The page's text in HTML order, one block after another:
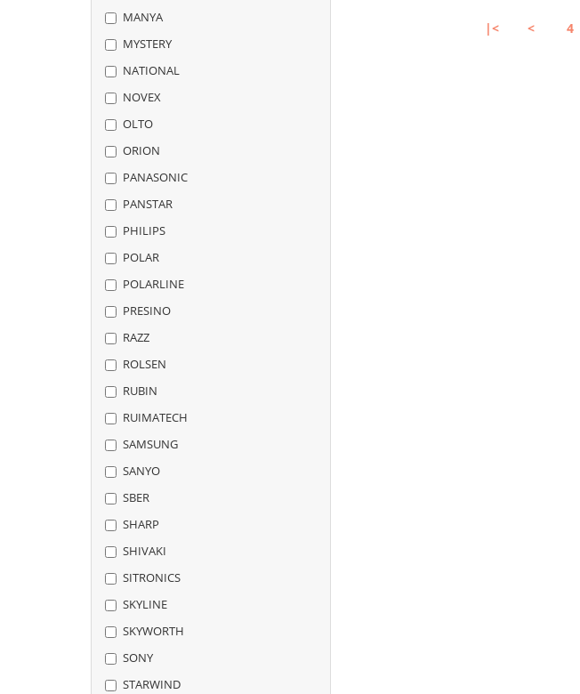
MANYA
MYSTERY
NATIONAL
NOVEX
OLTO
ORION
PANASONIC
PANSTAR
PHILIPS
POLAR
POLARLINE
PRESINO
RAZZ
ROLSEN
RUBIN
RUIMATECH
SAMSUNG
SANYO
SBER
SHARP
SHIVAKI
SITRONICS
SKYLINE
SKYWORTH
SONY
STARWIND
|< < 4